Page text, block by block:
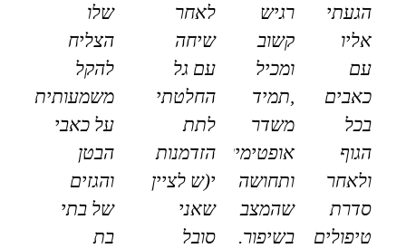
הגעתי
אליו
עם
כאבים
בכל
הגוף
ולאחר
סדרת
טיפולים
רגיש
קשוב
ומכיל
,תמיד
משדר
אופטימיות
ותחושה
שהמצב
בשיפור.
לאחר
שיחה
עם גל
החלטתי
לתת
הזדמנות
י(ש לציין
שאני
סובל
שלו
הצליח
להקל
משמעותית
על כאבי
הבטן
והגזים
של בתי
בת